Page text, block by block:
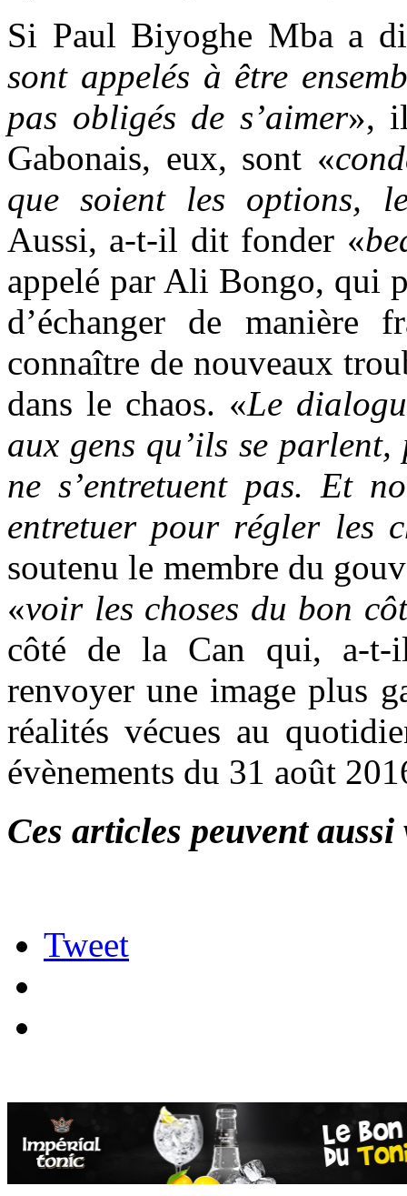
Si Paul Biyoghe Mba a
sont appelés à être
pas obligés de s’aimer»,
Gabonais, eux, sont «
que soient les options,
Aussi, a-t-il dit fonder «
appelé par Ali Bongo, qui
d’échanger de manière
connaître de nouveaux
dans le chaos. «Le
aux gens qu’ils se
ne s’entretuent pas. Et
entretuer pour régler les
soutenu le membre du
«voir les choses du bon
côté de la Can qui, a-t-
renvoyer une image plus
réalités vécues au
évènements du 31 août
Ces articles peuvent
Tweet